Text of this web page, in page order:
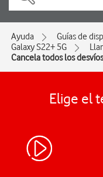
Ayuda Guías de
Galaxy S22+ 5G
Cancela todos los desvíos
Elige el